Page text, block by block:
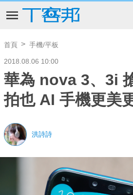
首頁 手機/平板
2018.08.06 10:00
華為 nova 3、3i
拍也 AI 手機更美
洪詩詩